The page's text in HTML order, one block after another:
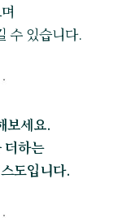
수 있습니다.
보세요.
더하는
도입니다.